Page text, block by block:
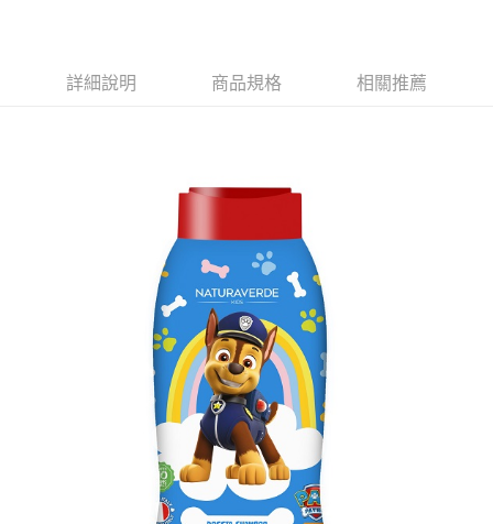
恩沛科技股份有限公司將有權停止該用戶之使用額度並採取法律行動。
詳細說明 商品規格 相關推薦